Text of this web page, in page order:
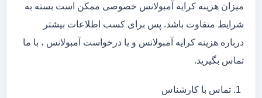
میزان هزینه کرایه آمبولانس خصوصی ممکن است بسته به
شرایط متفاوت باشد. پس برای کسب اطلاعات بیشتر
درباره هزینه کرایه آمبولانس و یا درخواست آمبولانس ، با ما
تماس بگیرید.
تماس با کارشناس